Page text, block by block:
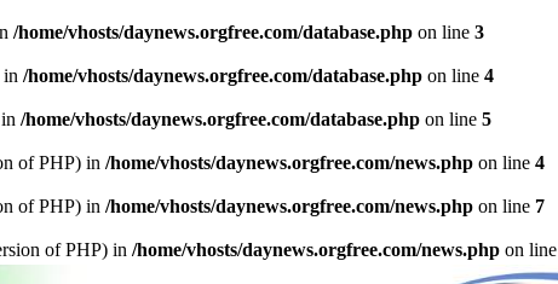
/home/vhosts/daynews.orgfree.com/database.php on line 3
in /home/vhosts/daynews.orgfree.com/database.php on line 4
/home/vhosts/daynews.orgfree.com/database.php on line 5
of PHP) in /home/vhosts/daynews.orgfree.com/news.php on line 4
of PHP) in /home/vhosts/daynews.orgfree.com/news.php on line 7
of PHP) in /home/vhosts/daynews.orgfree.com/news.php on line